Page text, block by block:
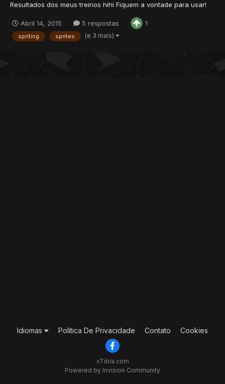
Resultados dos meus treinos hihi Fiquem a vontade para usar!
Abril 14, 2015 5 respostas 1
spriting sprites (e 3 mais)
Idiomas Política De Privacidade Contato Cookies
xTibia.com
Powered by Invision Community